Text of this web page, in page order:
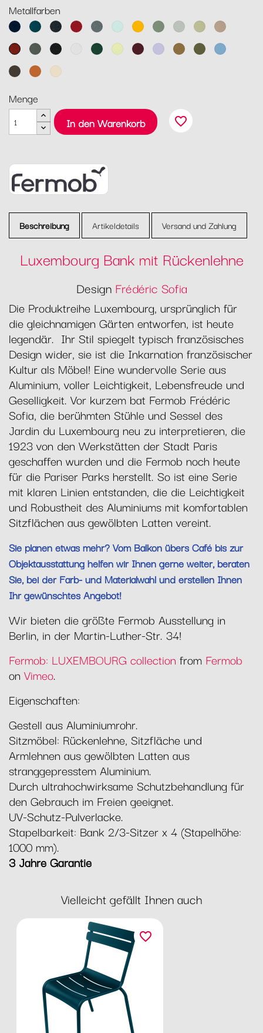
Metallfarben
AbyssblauAcapulcoblau
Anthrazit
Chili Gewittergrau
Gletscherminze
HonigKaktusLehmgrau
LindgrünMuskat
OckerRosmarin
Lakritz Baumwollweiß
Zederngrün
Zitronensorbet
Schwarzkirsche
Marshmallo
Lebkuchen
PestoMaya
TonkaKandierte
Latte-
Menge
In den Warenkorb
favorite_border
Beschreibung Artikeldetails Versand und Zahlung
Luxembourg Bank mit Rückenlehne
Design Frédéric Sofia
Die Produktreihe Luxembourg, ursprünglich für
die gleichnamigen Gärten entworfen, ist heute
legendär. Ihr Stil spiegelt typisch französisches
Design wider, sie ist die Inkarnation französischer
Kultur als Möbel! Eine wundervolle Serie aus
Aluminium, voller Leichtigkeit, Lebensfreude und
Geselligkeit. Vor kurzem bat Fermob Frédéric
Sofia, die berühmten Stühle und Sessel des
Jardin du Luxembourg neu zu interpretieren, die
1923 von den Werkstätten der Stadt Paris
geschaffen wurden und die Fermob noch heute
für die Pariser Parks herstellt. So ist eine Serie
mit klaren Linien entstanden, die die Leichtigkeit
und Robustheit des Aluminiums mit komfortablen
Sitzflächen aus gewölbten Latten vereint.
Sie planen etwas mehr? Vom Balkon übers Café bis zur
Objektausstattung helfen wir Ihnen gerne weiter, beraten
Sie, bei der Farb- und Materialwahl und erstellen Ihnen
Ihr gewünschtes Angebot!
Wir bieten die größte Fermob Ausstellung in
Berlin, in der Martin-Luther-Str. 34!
Fermob: LUXEMBOURG collection from Fermob
on Vimeo.
Eigenschaften:
Gestell aus Aluminiumrohr.
Sitzmöbel: Rückenlehne, Sitzfläche und
Armlehnen aus gewölbten Latten aus
stranggepresstem Aluminium.
Durch ultrahochwirksame Schutzbehandlung für
den Gebrauch im Freien geeignet.
UV-Schutz-Pulverlacke.
Stapelbarkeit: Bank 2/3-Sitzer x 4 (Stapelhöhe:
1000 mm).
3 Jahre Garantie
Vielleicht gefällt Ihnen auch
favorite_border